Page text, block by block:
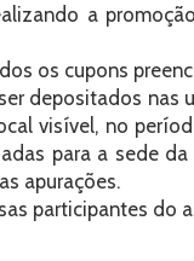
a
os cupons
depositados nas
visível, no
para a sede
apurações.
participantes do